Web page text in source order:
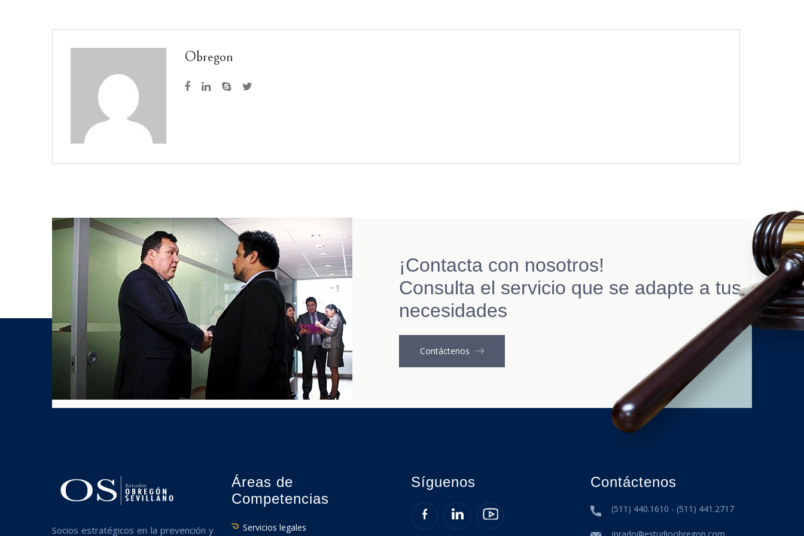
Obregon
¡Contacta con nosotros!
Consulta el servicio que se adapte a tus
necesidades
Contáctenos
Socios estratégicos en la prevención y
Áreas de
Competencias
Servicios legales
Síguenos Contáctenos
(511) 440.1610 - (511) 441.2717
jprado@estudioobregon.com